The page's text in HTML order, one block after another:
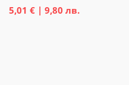
5,01 € | 9,80 лв.